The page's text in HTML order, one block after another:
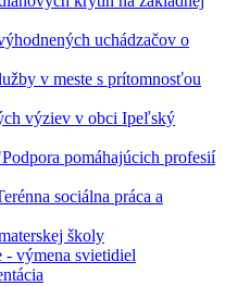
uchádzačov o
v meste s prítomnosťou
výziev v obci Ipeľský
pomáhajúcich profesií
sociálna práca a
školy
- výmena svietidiel